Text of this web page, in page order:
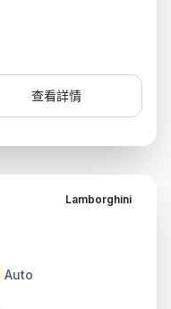
查看詳情
Lamborghini
Auto